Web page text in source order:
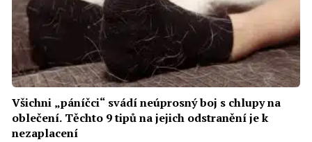
Všichni „páníčci“ svádí neúprosný boj s chlupy na
oblečení. Těchto 9 tipů na jejich odstranění je k
nezaplacení